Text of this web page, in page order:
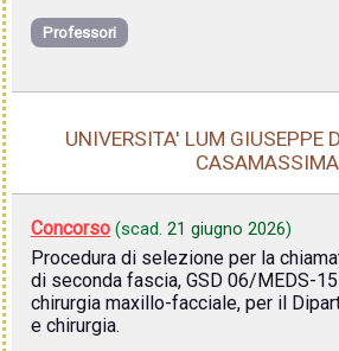
Professori
UNIVERSITA' LUM GIUSEPPE
CASAMASSIMA
Concorso (scad. 21 giugno 2026)
Procedura di selezione per la
di seconda fascia, GSD 06/MEDS-
chirurgia maxillo-facciale, per il
e chirurgia.